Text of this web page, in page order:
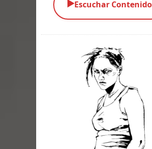
Parte 03: Una Piraña en el
los Vivos
Parte 01: Escondido a Plena
Parte 02: El Enemigo de mi
Parte 06: Coletazos
Parte 05: Los Horrores del
▶️Escuchar Contenido